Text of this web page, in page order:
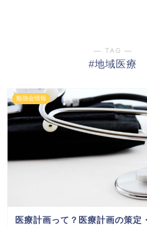
― TAG ―
#地域医療
勉強会情報
医療計画って？医療計画の策定